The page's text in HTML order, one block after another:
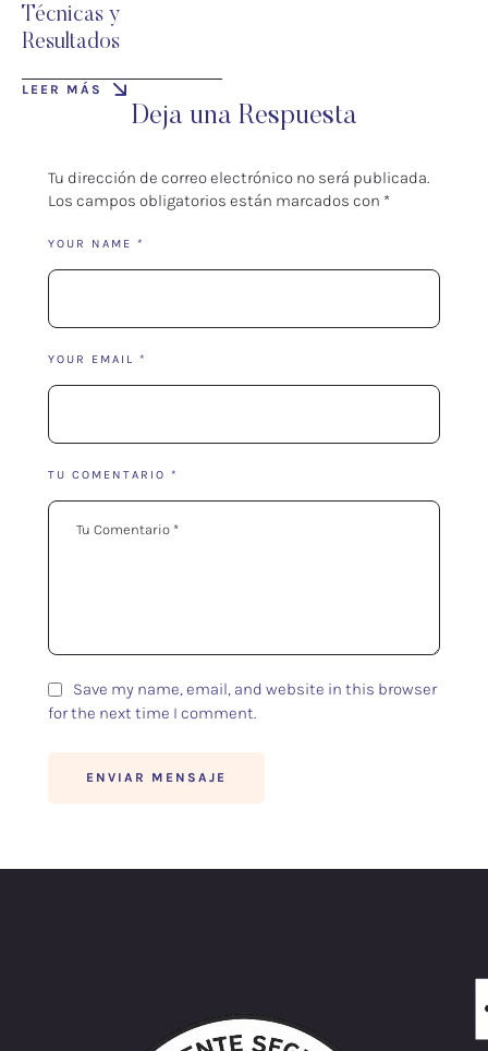
Técnicas y
Resultados
LEER MÁS
Deja una Respuesta
Tu dirección de correo electrónico no será publicada.
Los campos obligatorios están marcados con *
TU COMENTARIO *
YOUR NAME *
YOUR EMAIL *
Save my name, email, and website in this browser
for the next time I comment.
ENVIAR MENSAJE